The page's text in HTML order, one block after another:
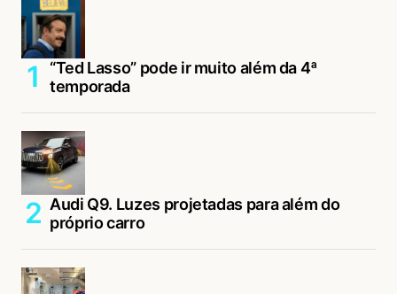
“Ted Lasso” pode ir muito além da 4ª
temporada
Audi Q9. Luzes projetadas para além do
próprio carro